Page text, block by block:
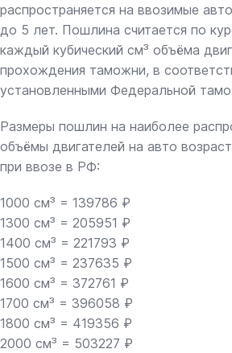
распространяется на ввозимые
до 5 лет. Пошлина считается по
каждый кубический см³ объёма
прохождения таможни, в
установленными Федеральной
Размеры пошлин на наиболее
объёмы двигателей на авто
при ввозе в РФ:
1000 см³ = 139786 ₽
1300 см³ = 205951 ₽
1400 см³ = 221793 ₽
1500 см³ = 237635 ₽
1600 см³ = 372761 ₽
1700 см³ = 396058 ₽
1800 см³ = 419356 ₽
2000 см³ = 503227 ₽